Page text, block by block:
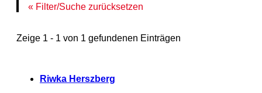
Filter/Suche zurücksetzen
Zeige 1 - 1 von 1 gefundenen Einträgen
Riwka Herszberg